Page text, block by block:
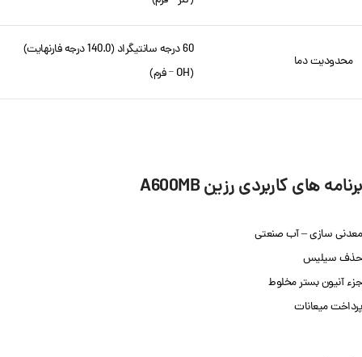
محدودیت دما
60 درجه سانتیگراد (140.0 درجه فارنهایت)
(OH
–فرم)
برنامه های کاربردی رزین A600MB
معدنی سازی – آب صنعتی
حذف سیلیس
جزء آنیون بستر مخلوط
پرداخت میعانات